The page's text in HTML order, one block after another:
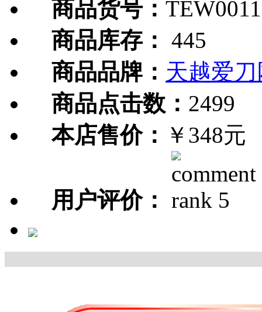
商品货号：
商品库存： 445
商品品牌： 天越爱
商品点击数： 2499
本店售价： ￥348元
用户评价：